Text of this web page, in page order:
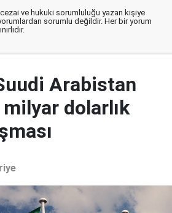
cezai ve hukuki sorumluluğu yazan kişiye
sorumlu değildir. Her bir yorum
Arabistan
milyar dolarlık